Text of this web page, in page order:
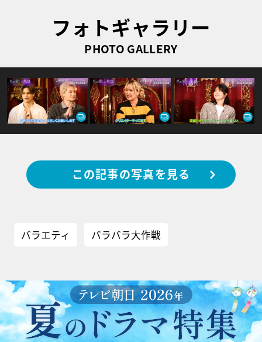
フォトギャラリー
PHOTO GALLERY
この記事の写真を見る
バラエティ バラバラ大作戦